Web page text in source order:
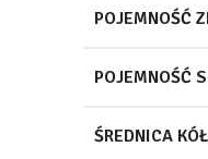
POJEMNOŚĆ
POJEMNOŚĆ
ŚREDNICA